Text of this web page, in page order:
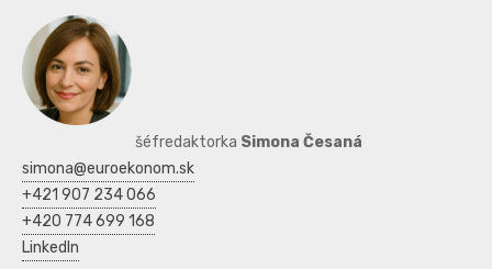
šéfredaktorka Simona Česaná
simona@euroekonom.sk
+421 907 234 066
+420 774 699 168
LinkedIn